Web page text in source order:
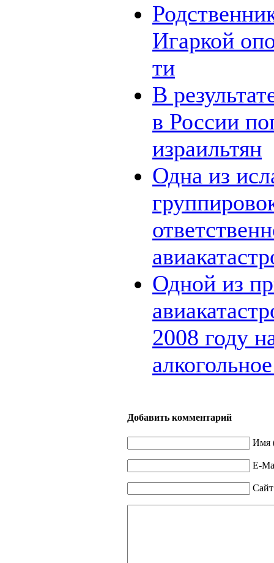
Игаркой
ти
В
в России
израильтян
Одна из
Одной из
2008 году
Добавить комментарий
Имя
E-
Сайт